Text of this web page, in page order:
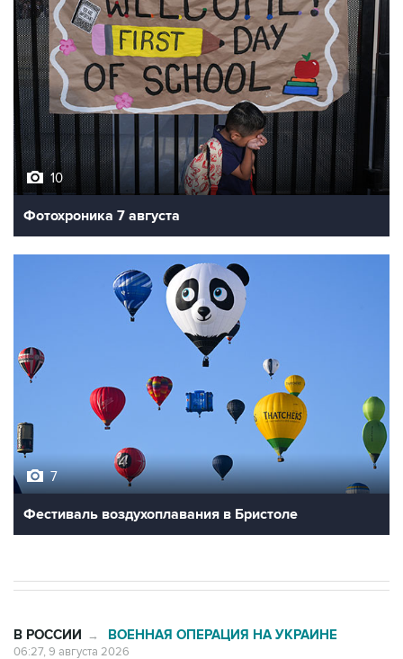
10
Фотохроника 7 августа
7
Фестиваль воздухоплавания в Бристоле
В РОССИИ → ВОЕННАЯ ОПЕРАЦИЯ НА УКРАИНЕ
06:27, 9 августа 2026